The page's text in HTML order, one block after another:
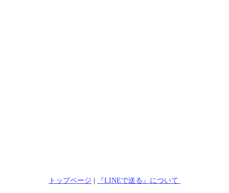
トップページ | 『LINEで送る』について